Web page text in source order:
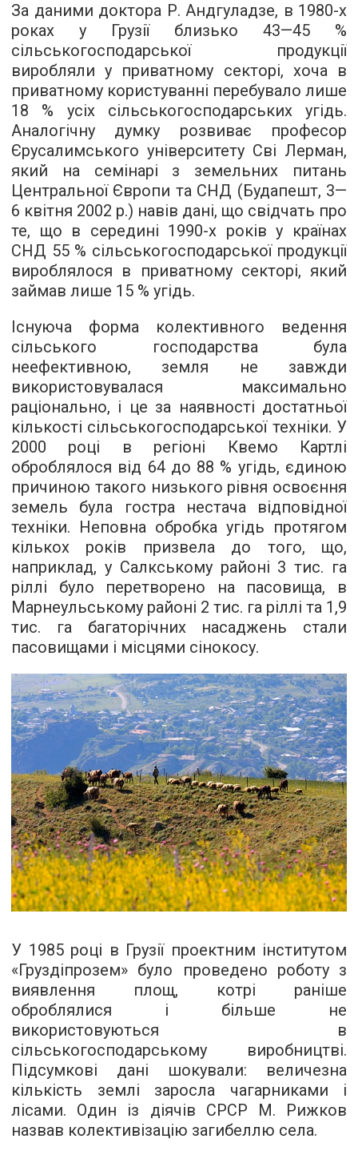
За даними доктора Р. Андгуладзе, в 1980-х
роках у Грузії близько 43—45 %
сільськогосподарської продукції
виробляли у приватному секторі, хоча в
приватному користуванні перебувало лише
18 % усіх сільськогосподарських угідь.
Аналогічну думку розвиває професор
Єрусалимського університету Сві Лерман,
який на семінарі з земельних питань
Центральної Європи та СНД (Будапешт, 3—
6 квітня 2002 р.) навів дані, що свідчать про
те, що в середині 1990-х років у країнах
СНД 55 % сільськогосподарської продукції
вироблялося в приватному секторі, який
займав лише 15 % угідь.
Існуюча форма колективного ведення
сільського господарства була
неефективною, земля не завжди
використовувалася максимально
раціонально, і це за наявності достатньої
кількості сільськогосподарської техніки. У
2000 році в регіоні Квемо Картлі
оброблялося від 64 до 88 % угідь, єдиною
причиною такого низького рівня освоєння
земель була гостра нестача відповідної
техніки. Неповна обробка угідь протягом
кількох років призвела до того, що,
наприклад, у Салкському районі 3 тис. га
ріллі було перетворено на пасовища, в
Марнеульському районі 2 тис. га ріллі та 1,9
тис. га багаторічних насаджень стали
пасовищами і місцями сінокосу.
У 1985 році в Грузії проектним інститутом
«Груздіпрозем» було проведено роботу з
виявлення площ, котрі раніше
оброблялися і більше не
використовуються в
сільськогосподарському виробництві.
Підсумкові дані шокували: величезна
кількість землі заросла чагарниками і
лісами. Один із діячів СРСР М. Рижков
назвав колективізацію загибеллю села.